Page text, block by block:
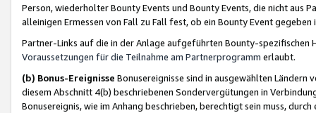
Person, wiederholter Bounty Events und Bounty Events, die nicht
alleinigen Ermessen von Fall zu Fall fest, ob ein Bounty Event
Partner-Links auf die in der Anlage aufgeführten Bounty-spezifischen
Voraussetzungen für die Teilnahme am Partnerprogramm erlaubt.
(b) Bonus-Ereignisse Bonusereignisse sind in ausgewählten Ländern
diesem Abschnitt 4(b) beschriebenen Sondervergütungen in
Bonusereignis, wie im Anhang beschrieben, berechtigt sein muss,